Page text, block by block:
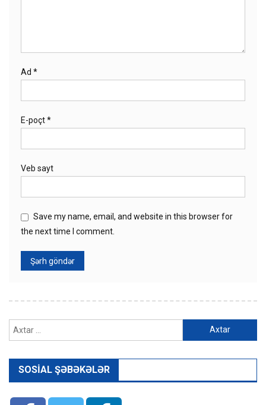
Ad *
E-poçt*
Veb sayt
Save my name, email, and website in this browser for
the next time I comment.
SOSIAL ŞƏBƏKƏLƏR